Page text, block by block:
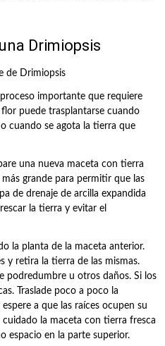
Drimiopsis
importante que requiere
puede trasplantarse cuando
cuando se agota la tierra que
una nueva maceta con tierra
grande para permitir que las
de drenaje de arcilla expandida
la tierra y evitar el
la planta de la maceta anterior.
y retira la tierra de las mismas.
podredumbre u otros daños. Si los
Traslade poco a poco la
a que las raíces ocupen su
la maceta con tierra fresca
espacio en la parte superior.